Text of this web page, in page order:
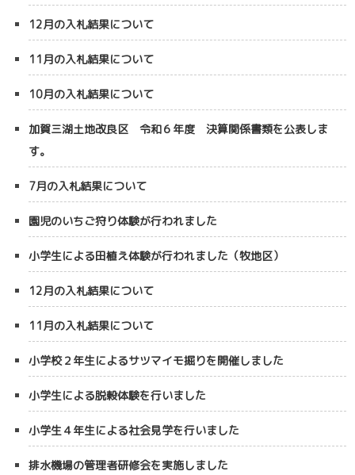
12月の入札結果について
11月の入札結果について
10月の入札結果について
加賀三湖土地改良区 令和６年度 決算関係書類を公表しま
す。
7月の入札結果について
園児のいちご狩り体験が行われました
小学生による田植え体験が行われました（牧地区）
12月の入札結果について
11月の入札結果について
小学校２年生によるサツマイモ掘りを開催しました
小学生による脱穀体験を行いました
小学生４年生による社会見学を行いました
排水機場の管理者研修会を実施しました